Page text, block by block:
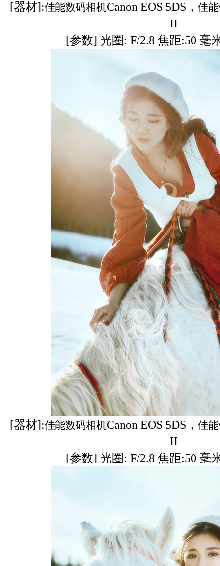
[器材]:佳能数码相机Canon EOS 5DS， 佳
II
[参数] 光圈: F/2.8 焦距:50 毫
[器材]:佳能数码相机Canon EOS 5DS， 佳
II
[参数] 光圈: F/2.8 焦距:50 毫